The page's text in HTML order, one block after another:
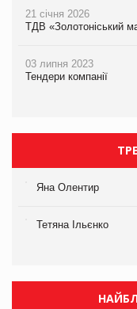
21 січня 2026
ТДВ «Золотоніський
03 липня 2023
Тендери компанії
Яна Олентир
Тетяна Ільєнко